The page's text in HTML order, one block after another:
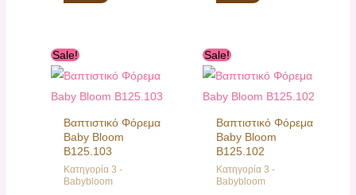
Sale!
Βαπτιστικό Φόρεμα
Baby Bloom
B125.103
Κατηγορία 3 -
Babybloom
was:
τιμή
178,00 €.
Sale!
Βαπτιστικό Φόρεμα
Baby Bloom
B125.102
Κατηγορία 3 -
Babybloom
was:
τιμή
145,00 €.